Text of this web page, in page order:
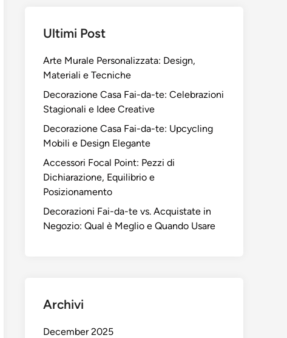
Ultimi Post
Arte Murale Personalizzata: Design,
Materiali e Tecniche
Decorazione Casa Fai-da-te: Celebrazioni
Stagionali e Idee Creative
Decorazione Casa Fai-da-te: Upcycling
Mobili e Design Elegante
Accessori Focal Point: Pezzi di
Dichiarazione, Equilibrio e
Posizionamento
Decorazioni Fai-da-te vs. Acquistate in
Negozio: Qual è Meglio e Quando Usare
Archivi
December 2025